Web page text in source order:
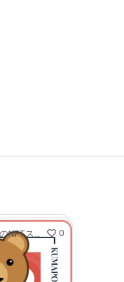
くまポンファミリーのNFTストア 0